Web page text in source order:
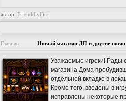
автор: FrienddlyFire
Главная Новый магазин ДП и другие
Уважаемые игроки! Рады
магазина Дома
отдельной вкладке в
Кроме того, введены в
исправлены некоторые